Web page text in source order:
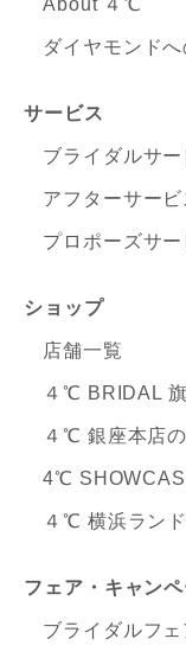
About ４℃
ダイヤモンドへ
サービス
ブライダルサー
アフターサービ
プロポーズサー
ショップ
店舗一覧
４℃ BRIDAL
４℃ 銀座本店
4℃
４℃ 横浜ラン
フェア・キャン
ブライダルフェ